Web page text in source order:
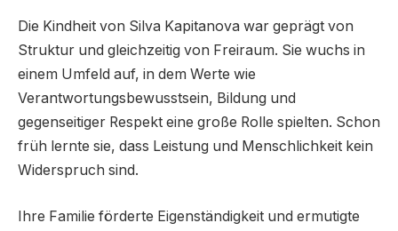
Die Kindheit von Silva Kapitanova war geprägt von
Struktur und gleichzeitig von Freiraum. Sie wuchs in
einem Umfeld auf, in dem Werte wie
Verantwortungsbewusstsein, Bildung und
gegenseitiger Respekt eine große Rolle spielten. Schon
früh lernte sie, dass Leistung und Menschlichkeit kein
Widerspruch sind.
Ihre Familie förderte Eigenständigkeit und ermutigte